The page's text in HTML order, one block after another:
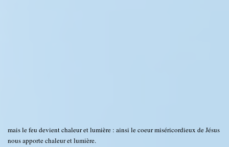
mais le feu devient chaleur et lumière : ainsi le coeur miséricordieux de Jésus
nous apporte chaleur et lumière.